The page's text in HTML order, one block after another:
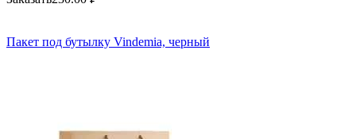
Пакет под бутылку Vindemia, черный